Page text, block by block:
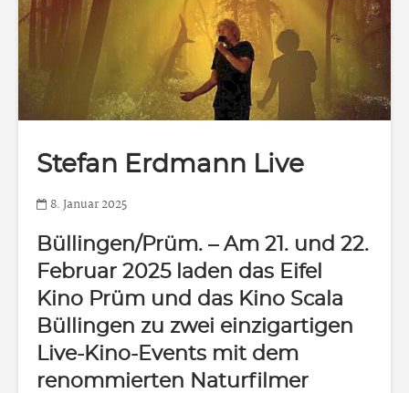
Stefan Erdmann Live
8. Januar 2025
Büllingen/Prüm. – Am 21. und 22.
Februar 2025 laden das Eifel
Kino Prüm und das Kino Scala
Büllingen zu zwei einzigartigen
Live-Kino-Events mit dem
renommierten Naturfilmer